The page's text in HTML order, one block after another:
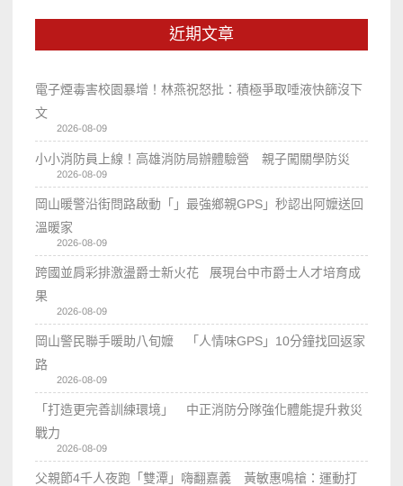
近期文章
電子煙毒害校園暴增！林燕祝怒批：積極爭取唾液快篩沒下
文
2026-08-09
小小消防員上線！高雄消防局辦體驗營 親子闖關學防災
2026-08-09
岡山暖警沿街問路啟動「」最強鄉親GPS」秒認出阿嬤送回
溫暖家
2026-08-09
跨國並肩彩排激盪爵士新火花 展現台中市爵士人才培育成
果
2026-08-09
岡山警民聯手暖助八旬嬤 「人情味GPS」10分鐘找回返家
路
2026-08-09
「打造更完善訓練環境」 中正消防分隊強化體能提升救災
戰力
2026-08-09
父親節4千人夜跑「雙潭」嗨翻嘉義 黃敏惠鳴槍：運動打